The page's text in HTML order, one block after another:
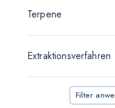
Terpene
Extraktionsverfahren
Filter